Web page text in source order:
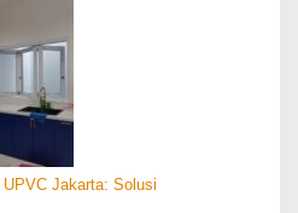
Jakarta: Solusi